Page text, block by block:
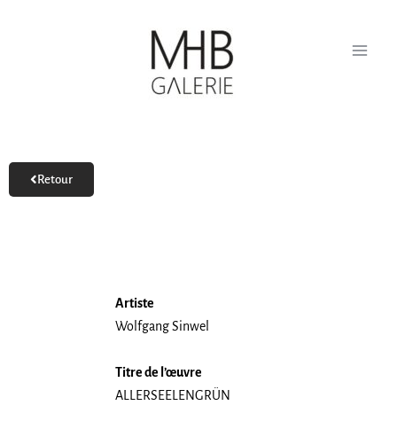
Retour
Artiste
Wolfgang Sinwel
Titre de l’œuvre
ALLERSEELENGRÜN